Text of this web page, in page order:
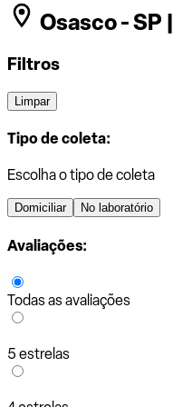
Osasco - SP |
Filtros
Limpar
Tipo de coleta:
Escolha o tipo de coleta
Domiciliar No laboratório
Avaliações:
Todas as avaliações
5 estrelas